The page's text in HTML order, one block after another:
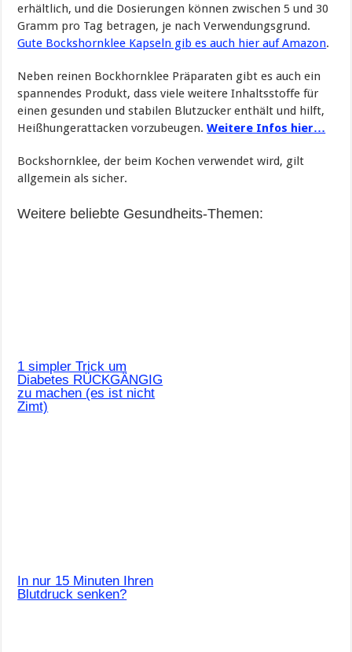
erhältlich, und die Dosierungen können zwischen 5 und 30
Gramm pro Tag betragen, je nach Verwendungsgrund.
Gute Bockshornklee Kapseln gib es auch hier auf Amazon.
Neben reinen Bockhornklee Präparaten gibt es auch ein
spannendes Produkt, dass viele weitere Inhaltsstoffe für
einen gesunden und stabilen Blutzucker enthält und hilft,
Heißhungerattacken vorzubeugen.Weitere Infos hier…
Bockshornklee, der beim Kochen verwendet wird, gilt
allgemein als sicher.
Weitere beliebte Gesundheits-Themen:
1 simpler Trick um
Diabetes RÜCKGÄNGIG
zu machen (es ist nicht
Zimt)
In nur 15 Minuten Ihren
Blutdruck senken?